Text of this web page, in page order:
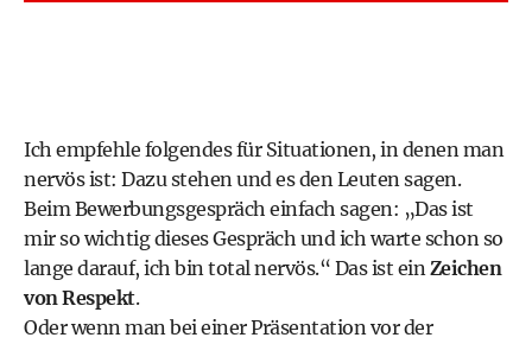
Ich empfehle folgendes für Situationen, in denen man
nervös ist: Dazu stehen und es den Leuten sagen.
Beim Bewerbungsgespräch einfach sagen: „Das ist
mir so wichtig dieses Gespräch und ich warte schon so
lange darauf, ich bin total nervös.“ Das ist einZeichen
von Respekt.
Oder wenn man bei einer Präsentation vor der